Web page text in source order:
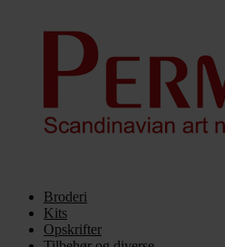
Broderi
Kits
Opskrifter